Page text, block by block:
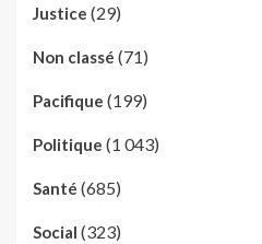
Justice (29)
Non classé (71)
Pacifique (199)
Politique (1 043)
Santé (685)
Social (323)